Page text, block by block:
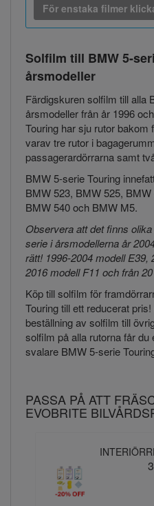
För enstaka filmer
Solfilm till BMW5-
årsmodeller
Färdigskuren solfilm till alla
årsmodeller från år 1996
Touring har sju rutor bakom
varav tre rutor i
passagerardörrarna samt
BMW 5-serie Touring
BMW 523, BMW 525,
BMW 540 och BMW M5.
Observera att det finns
serie i årsmodellerna år
rätt! 1996-2004 modell E39,
2016 modell F11 och från
Köp till solfilm för
Touring till ett reducerat
beställning av solfilm till
solfilm på alla rutorna får
svalare BMW 5-serie
PASSA PÅ ATT
EVOBRITE